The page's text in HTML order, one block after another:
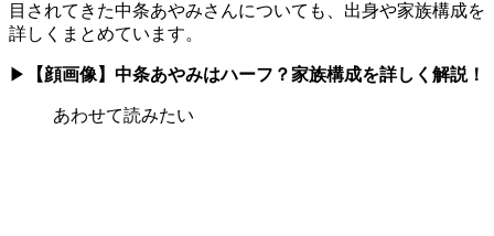
目されてきた中条あやみさんについても、出身や家族構成を
詳しくまとめています。
▶ 【顔画像】中条あやみはハーフ？家族構成を詳しく解説！
あわせて読みたい